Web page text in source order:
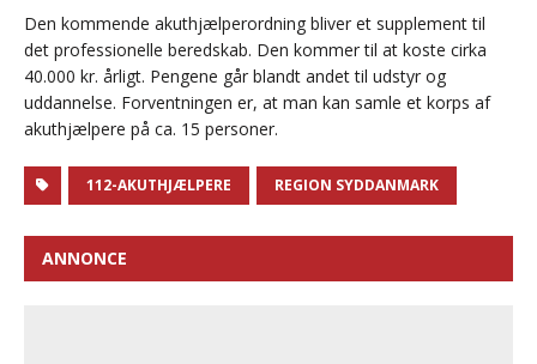
Den kommende akuthjælperordning bliver et supplement til
det professionelle beredskab. Den kommer til at koste cirka
40.000 kr. årligt. Pengene går blandt andet til udstyr og
uddannelse. Forventningen er, at man kan samle et korps af
akuthjælpere på ca. 15 personer.
112-AKUTHJÆLPERE REGION SYDDANMARK
ANNONCE